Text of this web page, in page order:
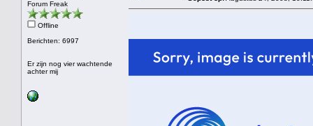
Forum Freak
Offline
Berichten: 6997
Er zijn nog vier wachtende
achter mij